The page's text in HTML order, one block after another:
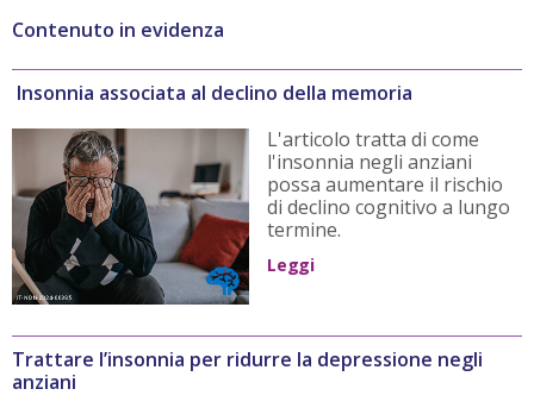
Contenuto in evidenza
Insonnia associata al declino della memoria
L'articolo tratta di come
l'insonnia negli anziani
possa aumentare il rischio
di declino cognitivo a lungo
termine.
Leggi
Trattare l’insonnia per ridurre la depressione negli
anziani